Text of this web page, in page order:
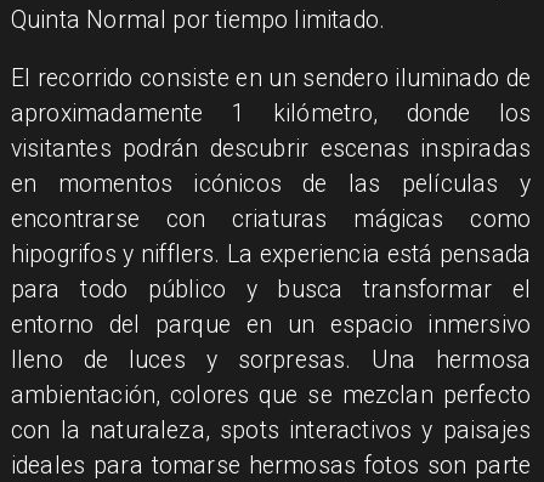
Quinta Normal por tiempo limitado.
El recorrido consiste en un sendero iluminado de
aproximadamente 1 kilómetro, donde los
visitantes podrán descubrir escenas inspiradas
en momentos icónicos de las películas y
encontrarse con criaturas mágicas como
hipogrifos y nifflers. La experiencia está pensada
para todo público y busca transformar el
entorno del parque en un espacio inmersivo
lleno de luces y sorpresas. Una hermosa
ambientación, colores que se mezclan perfecto
con la naturaleza, spots interactivos y paisajes
ideales para tomarse hermosas fotos son parte